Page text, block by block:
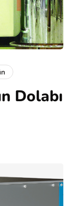
Dolabı